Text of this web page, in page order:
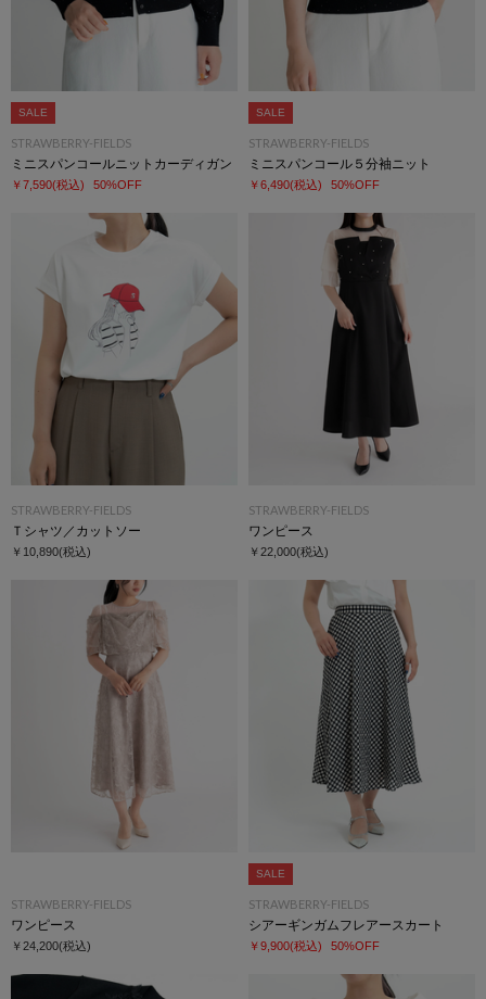
SALE
STRAWBERRY-FIELDS
ミニスパンコールニットカーディガン
￥7,590(税込) 50%OFF
SALE
STRAWBERRY-FIELDS
ミニスパンコール５分袖ニット
￥6,490(税込) 50%OFF
STRAWBERRY-FIELDS
Ｔシャツ／カットソー
￥10,890(税込)
STRAWBERRY-FIELDS
ワンピース
￥22,000(税込)
STRAWBERRY-FIELDS
ワンピース
￥24,200(税込)
SALE
STRAWBERRY-FIELDS
シアーギンガムフレアースカート
￥9,900(税込) 50%OFF